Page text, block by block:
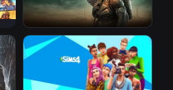
S.T.A.L.K.E.R. 2: Heart of
Chornobyl